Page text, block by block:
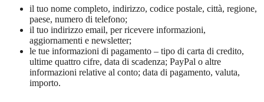
il tuo nome completo, indirizzo, codice postale, città, regione,
paese, numero di telefono;
il tuo indirizzo email, per ricevere informazioni,
aggiornamenti e newsletter;
le tue informazioni di pagamento – tipo di carta di credito,
ultime quattro cifre, data di scadenza; PayPal o altre
informazioni relative al conto; data di pagamento, valuta,
importo.